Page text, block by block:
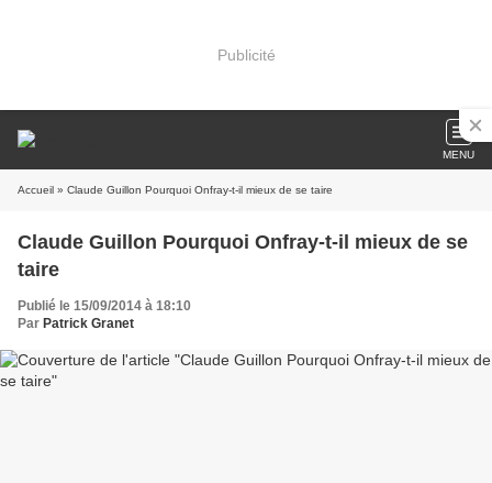
Publicité
MENU
Accueil » Claude Guillon Pourquoi Onfray-t-il mieux de se taire
Claude Guillon Pourquoi Onfray-t-il mieux de se
taire
Publié le 15/09/2014 à 18:10
Par Patrick Granet